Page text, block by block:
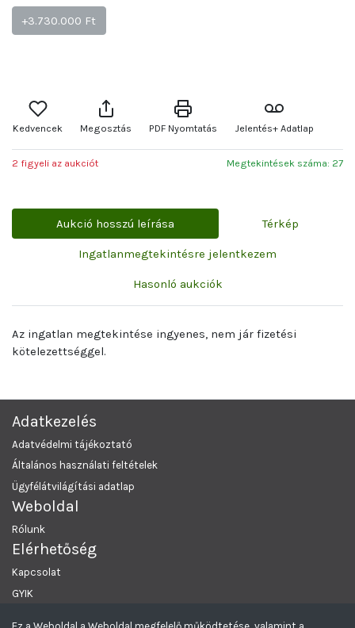
+3.730.000 Ft
Kedvencek Megosztás PDF Nyomtatás Jelentés+ Adatlap
2 figyeli az aukciót Megtekintések száma: 27
Aukció hosszú leírása Térkép
Ingatlanmegtekintésre jelentkezem
Hasonló aukciók
Az ingatlan megtekintése ingyenes, nem jár fizetési
kötelezettséggel.
Adatkezelés
Adatvédelmi tájékoztató
Általános használati feltételek
Ügyfélátvilágítási adatlap
Weboldal
Rólunk
Elérhetőség
Kapcsolat
GYIK